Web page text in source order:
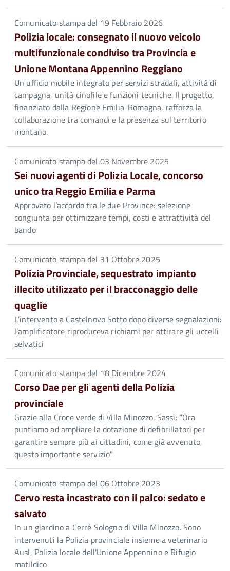
Comunicato stampa del 19 Febbraio 2026
Polizia locale: consegnato il nuovo veicolo
multifunzionale condiviso tra Provincia e
Unione Montana Appennino Reggiano
Un ufficio mobile integrato per servizi stradali, attività di
campagna, unità cinofile e funzioni tecniche. Il progetto,
finanziato dalla Regione Emilia-Romagna, rafforza la
collaborazione tra comandi e la presenza sul territorio
montano.
Comunicato stampa del 03 Novembre 2025
Sei nuovi agenti di Polizia Locale, concorso
unico tra Reggio Emilia e Parma
Approvato l’accordo tra le due Province: selezione
congiunta per ottimizzare tempi, costi e attrattività del
bando
Comunicato stampa del 31 Ottobre 2025
Polizia Provinciale, sequestrato impianto
illecito utilizzato per il bracconaggio delle
quaglie
L’intervento a Castelnovo Sotto dopo diverse segnalazioni:
l’amplificatore riproduceva richiami per attirare gli uccelli
selvatici
Comunicato stampa del 18 Dicembre 2024
Corso Dae per gli agenti della Polizia
provinciale
Grazie alla Croce verde di Villa Minozzo. Sassi: “Ora
puntiamo ad ampliare la dotazione di defibrillatori per
garantire sempre più ai cittadini, come già avvenuto,
questo importante servizio”
Comunicato stampa del 06 Ottobre 2023
Cervo resta incastrato con il palco: sedato e
salvato
In un giardino a Cerré Sologno di Villa Minozzo. Sono
intervenuti la Polizia provinciale insieme a veterinario
Ausl, Polizia locale dell'Unione Appennino e Rifugio
matildico